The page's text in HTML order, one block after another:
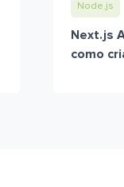
Node.js
Next.js
como